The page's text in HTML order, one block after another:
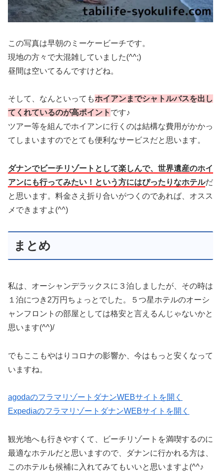
この写真は早朝のミーケービーチです。
現地の方々で大混雑していました(^^;)
昼間は空いてるんですけどね。
そして、なんといってもホイアンまでシャトルバスを出し
てくれているのが高ポイント です♪
ツアー等を組んでホイアンに行くのは結構な費用がかかっ
てしまいますのでとても便利なサービスだと思います。
ダナンでビーチリゾートとして楽しんで、世界遺産のホイ
アンにも行ってみたい！という方にはぴったりなホテルだ
と思います。料金さえ折り合いがつくのであれば、オスス
メできますよ(^^)
まとめ
私は、オーシャンデラックスに３泊しましたが、その時は
１泊につき2万円ちょっとでした。５つ星ホテルのオーシ
ャンフロントの部屋としては格安と言えるんじゃないかと
思います(^^)/
でもここもやはりコロナの影響か、今はもっと安くなって
いますね。
agodaのフラマリゾートダナンWEBサイトを開く
ExpediaのフラマリゾートダナンWEBサイトを開く
観光地へも行きやすくて、ビーチリゾートを満喫するのに
最適なホテルだと思いますので、ダナンに行かれる方は、
このホテルも候補に入れてみてもいいと思いますよ(^^♪